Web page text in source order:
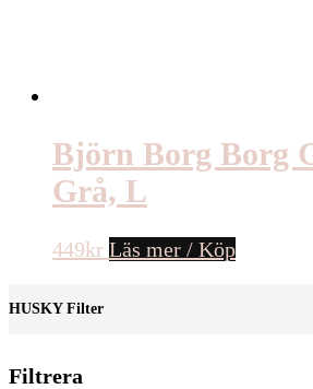
Björn Borg Borg
Grå, L
449kr Läs mer / Köp
HUSKY Filter
Filtrera